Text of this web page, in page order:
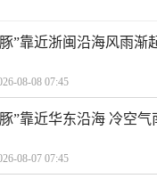
”靠近浙闽沿海风雨渐
08-08 07:45
”靠近华东沿海 冷空
08-07 07:45